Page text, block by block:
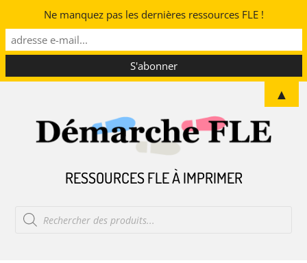
RESSOURCES FLE À IMPRIMER
Recherche
de
produits
Ne manquez pas les dernières ressources FLE !
▲